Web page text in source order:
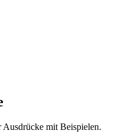
Ausdrücke mit Beispielen.